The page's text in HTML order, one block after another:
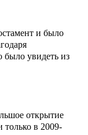
и было
увидеть из
открытие
только в 2009-